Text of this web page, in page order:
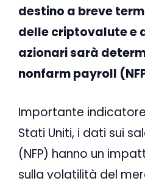
destino a breve
delle criptovalute e
azionari sarà
nonfarm payroll
Importante
Stati Uniti, i dati sui
(NFP) hanno un
sulla volatilità del